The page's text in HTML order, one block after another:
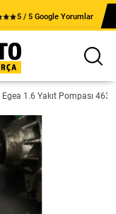
5 / 5 Google Yorumlar
Egea 1.6 Yakıt Pompası